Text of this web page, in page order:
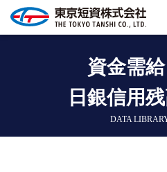
資金需
日銀信用
DATA